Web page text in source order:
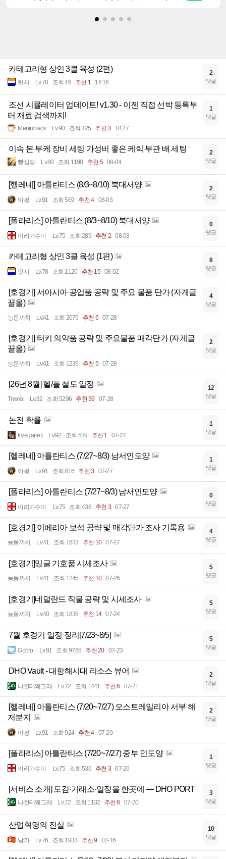
카테고리형 상인 3클 육성 (2편)
릿시 Lv.78 조회 46 추천 1 16:16
2
댓글
조선 시뮬레이터 업데이트! v1.30 - 이젠 직접 선박 등록부
터 재료 검색까지!
Meninblack Lv.90 조회 325 추천 3 18:27
1
댓글
이속 본 부케 장비 세팅 가성비 좋은 케릭 부관 배 세팅
빵심당 Lv.80 조회 1190 추천 5 08-04
2
댓글
[헬레네] 아틀란티스 (8/3~8/10) 북대서양
아봉 Lv.91 조회 569 추천 4 08-03
2
댓글
[폴라리스] 아틀란티스 (8/3~8/10) 북대서양
이리가수미 Lv.75 조회 289 추천 2 08-03
0
댓글
카테고리형 상인 3클 육성 (1편)
릿시 Lv.78 조회 1120 추천 15 08-02
8
댓글
[호경기] 서아시아 공업품 공략 및 주요 물품 단가 (자게글
끌올)
능동까치 Lv.41 조회 2076 추천 6 07-28
4
댓글
[호경기] 터키 의약품 공략 및 주요물품 매각단가 (자게글
끌올)
능동까치 Lv.41 조회 1236 추천 5 07-28
2
댓글
[26년 8월] 헬/폴 철도 일정
Trexxx Lv.82 조회 5296 추천 39 07-28
12
댓글
논전 확률
kylegarrett Lv.92 조회 539 추천 1 07-27
1
댓글
[헬레네] 아틀란티스 (7/27~8/3) 남서인도양
아봉 Lv.91 조회 816 추천 3 07-27
1
댓글
[폴라리스] 아틀란티스 (7/27~8/3) 남서인도양
이리가수미 Lv.75 조회 436 추천 3 07-27
0
댓글
[호경기] 이베리아 보석 공략 및 매각단가 조사 기록용
능동까치 Lv.41 조회 1633 추천 10 07-27
4
댓글
[호경기]잉글 기호품 시세조사
능동까치 Lv.41 조회 1245 추천 10 07-26
5
댓글
[호경기]네덜란드 직물 공략 및 시세조사
능동까치 Lv.40 조회 1836 추천 14 07-24
5
댓글
7월 호경기 일정 정리[7/23~8/5]
Gopro Lv.91 조회 9768 추천 20 07-23
5
댓글
DHO Vault - 대항해시대 리소스 뷰어
나한테왜그래 Lv.72 조회 1441 추천 6 07-21
2
댓글
[헬레네] 아틀란티스 (7/20~7/27) 오스트레일리아 서부 해
저분지
아봉 Lv.91 조회 924 추천 4 07-20
2
댓글
[폴라리스] 아틀란티스 (7/20~7/27) 중부 인도양
이리가수미 Lv.75 조회 536 추천 3 07-20
1
댓글
[서비스 소개] 도감·거래소·일정을 한곳에 — DHO PORT
나한테왜그래 Lv.72 조회 1132 추천 8 07-20
3
댓글
산업혁명의 진실
남가 Lv.76 조회 1933 추천 9 07-16
10
댓글